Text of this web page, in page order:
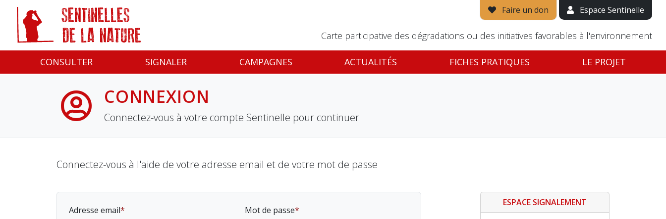
Faire un don Espace Sentinelle
Carte participative des dégradations ou des initiatives favorables à l'environnement
CONSULTER SIGNALER CAMPAGNES ACTUALITÉS FICHES PRATIQUES LE PROJET
CONNEXION
Connectez-vous à votre compte Sentinelle pour continuer
Connectez-vous à l'aide de votre adresse email et de votre mot de passe
Adresse email Mot de passe
ESPACE SIGNALEMENT
Panneau de gestion des cookies